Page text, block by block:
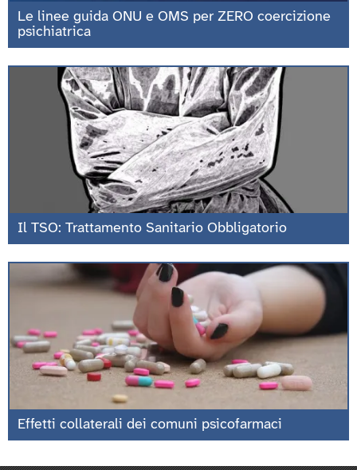
Le linee guida ONU e OMS per ZERO coercizione
psichiatrica
Il TSO: Trattamento Sanitario Obbligatorio
Effetti collaterali dei comuni psicofarmaci